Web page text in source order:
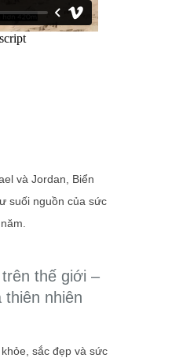
và Jordan, Biển
suối nguồn của sức
thế giới –
thiên nhiên
sắc đẹp và sức